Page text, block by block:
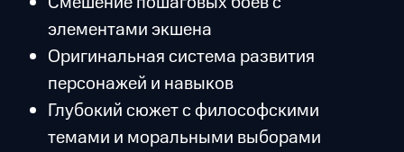
элементами экшена
Оригинальная система развития
персонажей и навыков
Глубокий сюжет с философскими
темами и моральными выборами